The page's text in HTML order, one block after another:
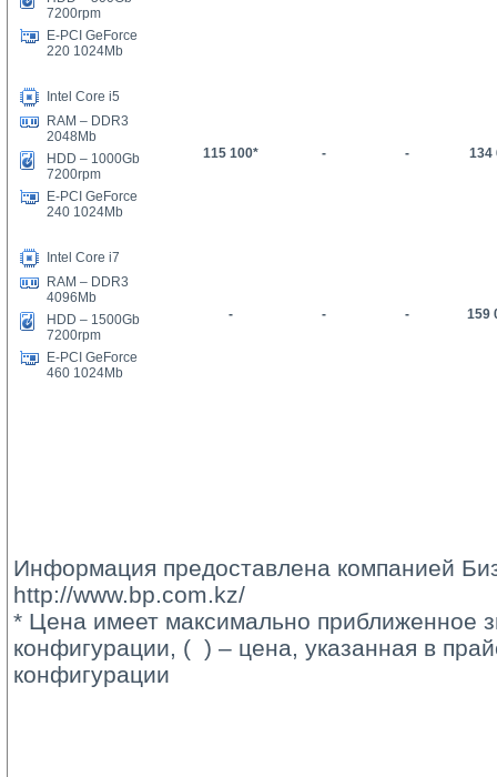
7200rpm
E-PCI GeForce
220 1024Mb
Intel Core i5
115100* - - 134
RAM – DDR3
2048Mb
HDD – 1000Gb
7200rpm
E-PCI GeForce
240 1024Mb
Intel Core i7
- - - 159
RAM – DDR3
4096Mb
HDD – 1500Gb
7200rpm
E-PCI GeForce
460 1024Mb
Информация предоставлена компанией
http://www.bp.com.kz/
* Цена имеет максимально приближенное
конфигурации, ( ) – цена, указанная в
конфигурации